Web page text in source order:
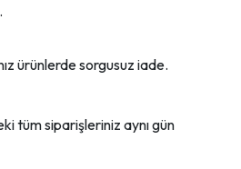
ürünlerde sorgusuz iade.
tüm siparişleriniz aynı gün